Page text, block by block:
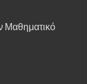
Μαθηματικό